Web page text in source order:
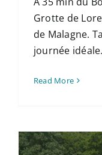
Grotte de
de Malagne.
journée idéale.
Read More